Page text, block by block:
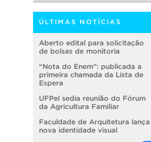
ÚLTIMAS NOTÍCIAS
Aberto edital para solicitação
de bolsas de monitoria
“Nota do Enem”: publicada a
primeira chamada da Lista de
Espera
UFPel sedia reunião do Fórum
da Agricultura Familiar
Faculdade de Arquitetura lança
nova identidade visual